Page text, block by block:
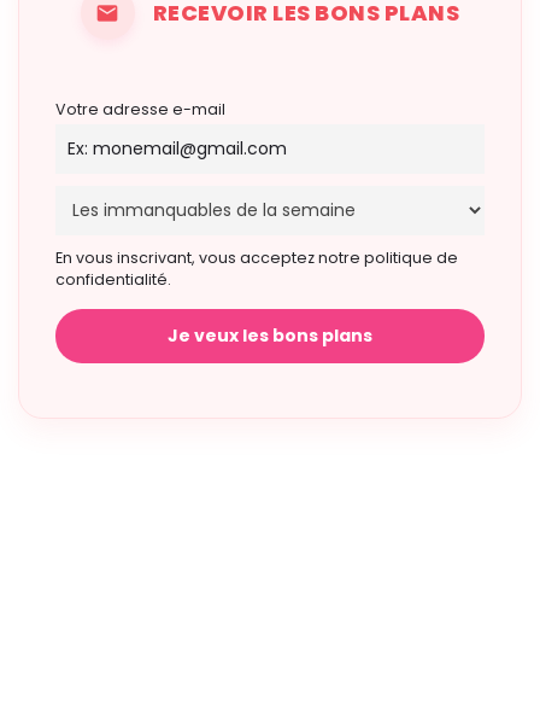
RECEVOIR LES BONS PLANS
Votre adresse e-mail
En vous inscrivant, vous acceptez notre politique de
confidentialité.